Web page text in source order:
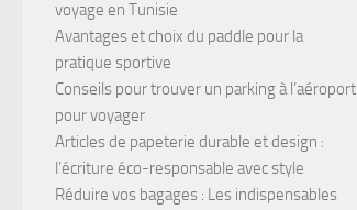
voyage en Tunisie
Avantages et choix du paddle pour la
pratique sportive
Conseils pour trouver un parking à l’aéroport
pour voyager
Articles de papeterie durable et design :
l’écriture éco-responsable avec style
Réduire vos bagages : Les indispensables